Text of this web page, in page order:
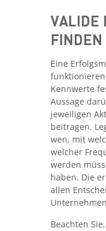
VALIDE
FINDEN
Eine
Kennwerte
Aussage
jeweiligen
beitragen.
wen, mit
welcher
werden
haben. Die
allen
Beachten